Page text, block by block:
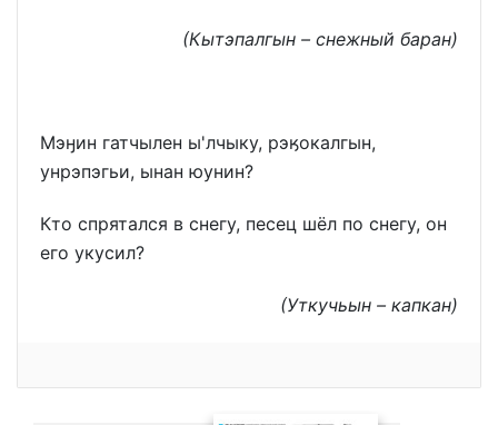
(Кытэпалгын – снежный баран)
Мэӈин гатчылен ы'лчыку, рэӄокалгын,
унрэпэгьи, ынан юунин?
Кто спрятался в снегу, песец шёл по снегу, он
его укусил?
(Уткучьын – капкан)